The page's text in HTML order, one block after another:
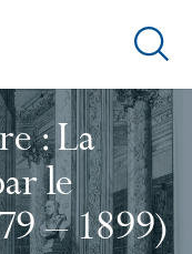
Ouvrir
de
: La
le
– 1899)